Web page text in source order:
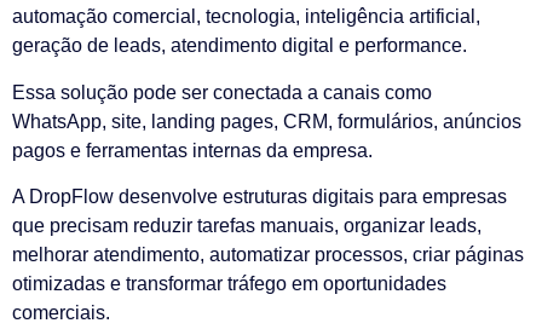
automação comercial, tecnologia, inteligência artificial,
geração de leads, atendimento digital e performance.
Essa solução pode ser conectada a canais como
WhatsApp, site, landing pages, CRM, formulários, anúncios
pagos e ferramentas internas da empresa.
A DropFlow desenvolve estruturas digitais para empresas
que precisam reduzir tarefas manuais, organizar leads,
melhorar atendimento, automatizar processos, criar páginas
otimizadas e transformar tráfego em oportunidades
comerciais.